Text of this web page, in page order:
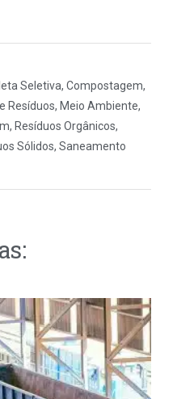
Seletiva,Compostagem,
Resíduos, Meio Ambiente,
, Resíduos Orgânicos,
Sólidos,Saneamento